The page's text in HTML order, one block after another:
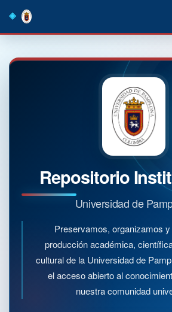
navigation
Repositorio
Universidad de
Preservamos, organizamos
producción académica,
cultural de la Universidad de
el acceso abierto al
nuestra comunidad